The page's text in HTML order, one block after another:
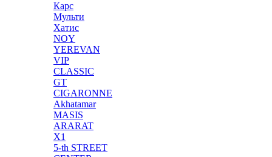
Карс
Мульти
Хатис
NOY
YEREVAN
VIP
CLASSIC
GT
CIGARONNE
Akhatamar
MASIS
ARARAT
X1
5-th STREET